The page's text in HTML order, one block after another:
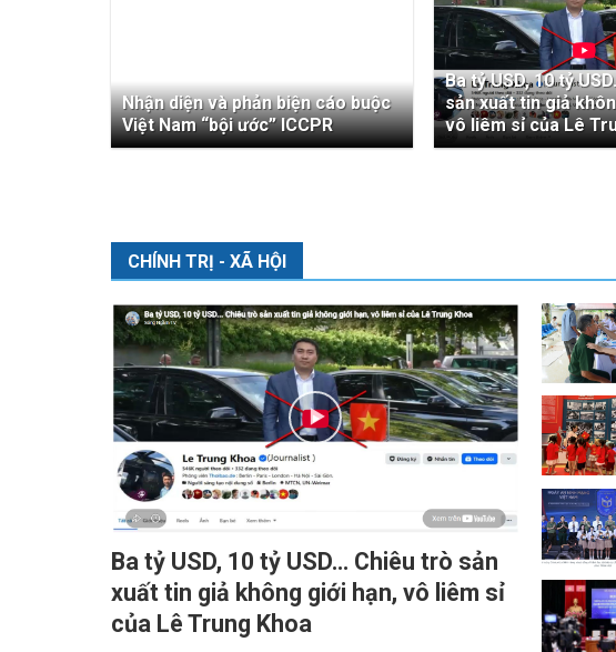
Nhận diện và phản biện cáo buộc
Việt Nam “bội ước” ICCPR
Ba tỷ USD, 10 tỷ
sản xuất tin giả
vô liêm sỉ của Lê
CHÍNH TRỊ - XÃ HỘI
Ba tỷ USD, 10 tỷ USD… Chiêu trò sản
xuất tin giả không giới hạn, vô liêm sỉ
của Lê Trung Khoa